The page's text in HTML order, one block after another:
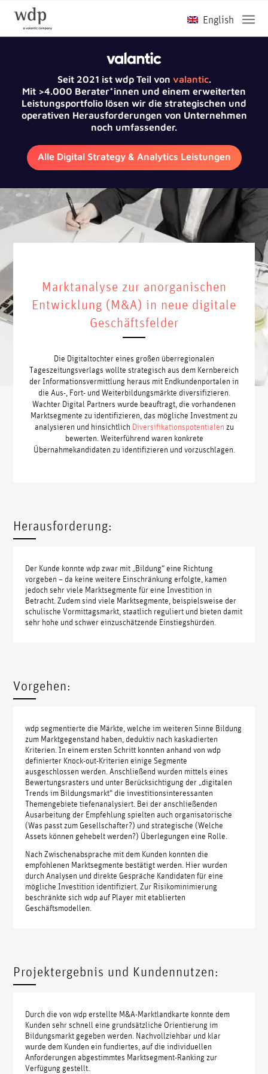
Seit 2021 ist wdp Teil von valantic.
Mit >4.000 Berater*innen und einem erweiterten
Leistungsportfolio lösen wir die strategischen und
operativen Herausforderungen von Unternehmen
noch umfassender.
Alle Digital Strategy & Analytics Leistungen
Marktanalyse zur anorganischen
Entwicklung (M&A) in neue digitale
Geschäftsfelder
Die Digitaltochter eines großen überregionalen
Tageszeitungsverlags wollte strategisch aus dem Kernbereich
der Informationsvermittlung heraus mit Endkundenportalen in
die Aus-, Fort- und Weiterbildungsmärkte diversifizieren.
Wachter Digital Partners wurde beauftragt, die vorhandenen
Marktsegmente zu identifizieren, das mögliche Investment zu
analysieren und hinsichtlich Diversifikationspotentialen zu
bewerten. Weiterführend waren konkrete
Übernahmekandidaten zu identifizieren und vorzuschlagen.
Herausforderung:
Der Kunde konnte wdp zwar mit „Bildung“ eine Richtung
vorgeben – da keine weitere Einschränkung erfolgte, kamen
jedoch sehr viele Marktsegmente für eine Investition in
Betracht. Zudem sind viele Marktsegmente, beispielsweise der
schulische Vormittagsmarkt, staatlich reguliert und bieten damit
sehr hohe und schwer einzuschätzende Einstiegshürden.
Vorgehen:
wdp segmentierte die Märkte, welche im weiteren Sinne Bildung
zum Marktgegenstand haben, deduktiv nach kaskadierten
Kriterien. In einem ersten Schritt konnten anhand von wdp
definierter Knock-out-Kriterien einige Segmente
ausgeschlossen werden. Anschließend wurden mittels eines
Bewertungsrasters und unter Berücksichtigung der „digitalen
Trends im Bildungsmarkt“ die investitionsinteressanten
Themengebiete tiefenanalysiert. Bei der anschließenden
Ausarbeitung der Empfehlung spielten auch organisatorische
(Was passt zum Gesellschafter?) und strategische (Welche
Assets können gehebelt werden?) Überlegungen eine Rolle.
Nach Zwischenabsprache mit dem Kunden konnten die
empfohlenen Marktsegmente bestätigt werden. Hier wurden
durch Analysen und direkte Gespräche Kandidaten für eine
mögliche Investition identifiziert. Zur Risikominimierung
beschränkte sich wdp auf Player mit etablierten
Geschäftsmodellen.
Projektergebnis und Kundennutzen:
Durch die von wdp erstellte M&A-Marktlandkarte konnte dem
Kunden sehr schnell eine grundsätzliche Orientierung im
Bildungsmarkt gegeben werden. Nachvollziehbar und klar
wurde dem Kunden ein fundiertes, auf die individuellen
Anforderungen abgestimmtes Marktsegment-Ranking zur
Verfügung gestellt.